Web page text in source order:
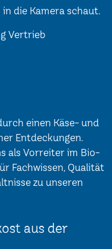
Vertrieb
einen Käse- und
Entdeckungen.
als Vorreiter im Bio-
Fachwissen, Qualität
zu unseren
aus der